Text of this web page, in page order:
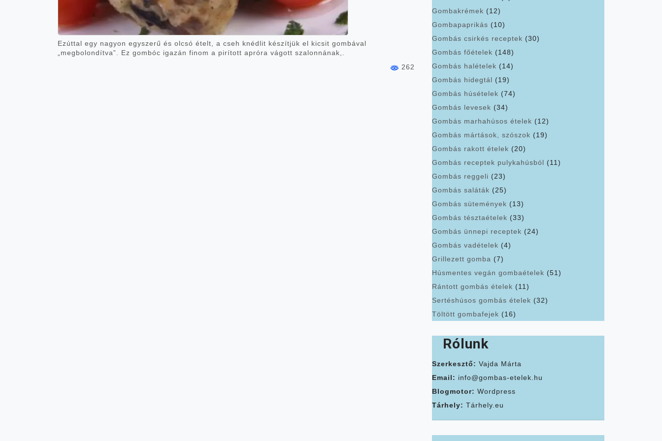
Ezúttal egy nagyon egyszerű és olcsó ételt, a cseh knédlit készítjük el kicsit gombával
„megbolondítva”. Ez gombóc igazán finom a pirított apróra vágott szalonnának,.
262
Gombakrémek (12)
Gombapaprikás (10)
Gombás csirkés receptek (30)
Gombás főételek (148)
Gombás halételek (14)
Gombás hidegtál (19)
Gombás húsételek (74)
Gombás levesek (34)
Gombás marhahúsos ételek (12)
Gombás mártások, szószok (19)
Gombás rakott ételek (20)
Gombás receptek pulykahúsból (11)
Gombás reggeli (23)
Gombás saláták (25)
Gombás sütemények (13)
Gombás tésztaételek (33)
Gombás ünnepi receptek (24)
Gombás vadételek (4)
Grillezett gomba (7)
Húsmentes vegán gombaételek (51)
Rántott gombás ételek (11)
Sertéshúsos gombás ételek (32)
Töltött gombafejek (16)
Rólunk
Szerkesztő: Vajda Márta
Email: info@gombas-etelek.hu
Blogmotor: Wordpress
Tárhely: Tárhely.eu